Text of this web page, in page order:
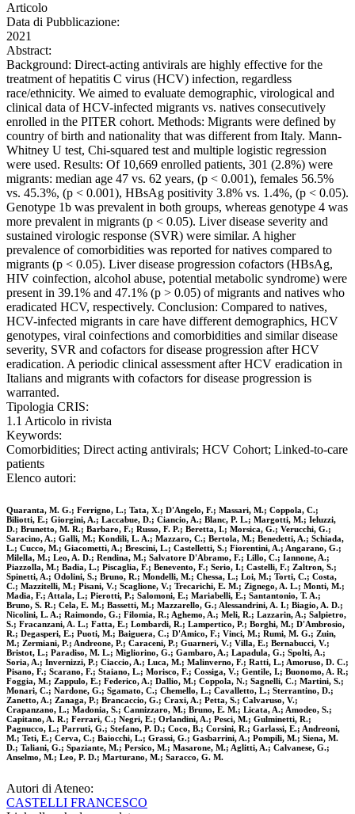
Articolo
Data di Pubblicazione:
2021
Abstract:
Background: Direct-acting antivirals are highly effective for the
treatment of hepatitis C virus (HCV) infection, regardless
race/ethnicity. We aimed to evaluate demographic, virological and
clinical data of HCV-infected migrants vs. natives consecutively
enrolled in the PITER cohort. Methods: Migrants were defined by
country of birth and nationality that was different from Italy. Mann-
Whitney U test, Chi-squared test and multiple logistic regression
were used. Results: Of 10,669 enrolled patients, 301 (2.8%) were
migrants: median age 47 vs. 62 years, (p < 0.001), females 56.5%
vs. 45.3%, (p < 0.001), HBsAg positivity 3.8% vs. 1.4%, (p < 0.05).
Genotype 1b was prevalent in both groups, whereas genotype 4 was
more prevalent in migrants (p < 0.05). Liver disease severity and
sustained virologic response (SVR) were similar. A higher
prevalence of comorbidities was reported for natives compared to
migrants (p < 0.05). Liver disease progression cofactors (HBsAg,
HIV coinfection, alcohol abuse, potential metabolic syndrome) were
present in 39.1% and 47.1% (p > 0.05) of migrants and natives who
eradicated HCV, respectively. Conclusion: Compared to natives,
HCV-infected migrants in care have different demographics, HCV
genotypes, viral coinfections and comorbidities and similar disease
severity, SVR and cofactors for disease progression after HCV
eradication. A periodic clinical assessment after HCV eradication in
Italians and migrants with cofactors for disease progression is
warranted.
Tipologia CRIS:
1.1 Articolo in rivista
Keywords:
Comorbidities; Direct acting antivirals; HCV Cohort; Linked-to-care
patients
Elenco autori:
Quaranta, M. G.; Ferrigno, L.; Tata, X.; D'Angelo, F.; Massari, M.; Coppola, C.;
Biliotti, E.; Giorgini, A.; Laccabue, D.; Ciancio, A.; Blanc, P. L.; Margotti, M.; Ieluzzi,
D.; Brunetto, M. R.; Barbaro, F.; Russo, F. P.; Beretta, I.; Morsica, G.; Verucchi, G.;
Saracino, A.; Galli, M.; Kondili, L. A.; Mazzaro, C.; Bertola, M.; Benedetti, A.; Schiada,
L.; Cucco, M.; Giacometti, A.; Brescini, L.; Castelletti, S.; Fiorentini, A.; Angarano, G.;
Milella, M.; Leo, A. D.; Rendina, M.; Salvatore D'Abramo, F.; Lillo, C.; Iannone, A.;
Piazzolla, M.; Badia, L.; Piscaglia, F.; Benevento, F.; Serio, I.; Castelli, F.; Zaltron, S.;
Spinetti, A.; Odolini, S.; Bruno, R.; Mondelli, M.; Chessa, L.; Loi, M.; Torti, C.; Costa,
C.; Mazzitelli, M.; Pisani, V.; Scaglione, V.; Trecarichi, E. M.; Zignego, A. L.; Monti, M.;
Madia, F.; Attala, L.; Pierotti, P.; Salomoni, E.; Mariabelli, E.; Santantonio, T. A.;
Bruno, S. R.; Cela, E. M.; Bassetti, M.; Mazzarello, G.; Alessandrini, A. I.; Biagio, A. D.;
Nicolini, L. A.; Raimondo, G.; Filomia, R.; Aghemo, A.; Meli, R.; Lazzarin, A.; Salpietro,
S.; Fracanzani, A. L.; Fatta, E.; Lombardi, R.; Lampertico, P.; Borghi, M.; D'Ambrosio,
R.; Degasperi, E.; Puoti, M.; Baiguera, C.; D'Amico, F.; Vinci, M.; Rumi, M. G.; Zuin,
M.; Zermiani, P.; Andreone, P.; Caraceni, P.; Guarneri, V.; Villa, E.; Bernabucci, V.;
Bristot, L.; Paradiso, M. L.; Migliorino, G.; Gambaro, A.; Lapadula, G.; Spolti, A.;
Soria, A.; Invernizzi, P.; Ciaccio, A.; Luca, M.; Malinverno, F.; Ratti, L.; Amoruso, D. C.;
Pisano, F.; Scarano, F.; Staiano, L.; Morisco, F.; Cossiga, V.; Gentile, I.; Buonomo, A. R.;
Foggia, M.; Zappulo, E.; Federico, A.; Dallio, M.; Coppola, N.; Sagnelli, C.; Martini, S.;
Monari, C.; Nardone, G.; Sgamato, C.; Chemello, L.; Cavalletto, L.; Sterrantino, D.;
Zanetto, A.; Zanaga, P.; Brancaccio, G.; Craxi, A.; Petta, S.; Calvaruso, V.;
Crapanzano, L.; Madonia, S.; Cannizzaro, M.; Bruno, E. M.; Licata, A.; Amodeo, S.;
Capitano, A. R.; Ferrari, C.; Negri, E.; Orlandini, A.; Pesci, M.; Gulminetti, R.;
Pagnucco, L.; Parruti, G.; Stefano, P. D.; Coco, B.; Corsini, R.; Garlassi, E.; Andreoni,
M.; Teti, E.; Cerva, C.; Baiocchi, L.; Grassi, G.; Gasbarrini, A.; Pompili, M.; Siena, M.
D.; Taliani, G.; Spaziante, M.; Persico, M.; Masarone, M.; Aglitti, A.; Calvanese, G.;
Anselmo, M.; Leo, P. D.; Marturano, M.; Saracco, G. M.
Autori di Ateneo:
CASTELLI FRANCESCO